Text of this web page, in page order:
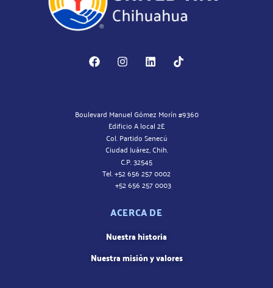
Boulevard Manuel Gómez Morín #9360
Edificio A local 2E
Col. Partido Senecú
Ciudad Juárez, Chih.
C.P. 32545
Tel. +52 656 257 0002
+52 656 257 0003
ACERCA DE
Nuestra historia
Nuestra misión y valores